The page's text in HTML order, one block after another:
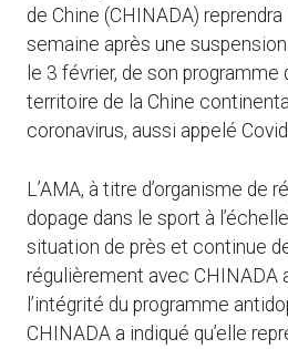
de Chine (CHINADA)
semaine après une
le 3 février, de son
territoire de la Chine
coronavirus, aussi appelé
L’AMA, à titre d’organisme de
dopage dans le sport à
situation de près et continue
régulièrement avec CHINADA
l’intégrité du programme
CHINADA a indiqué qu’elle